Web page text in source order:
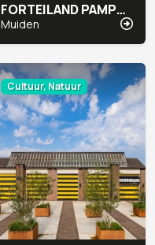
FORTEILAND PAMPUS
Muiden
Cultuur, Natuur